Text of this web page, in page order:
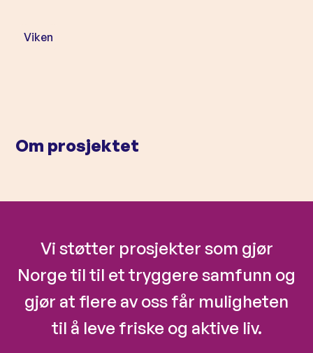
Viken
Om prosjektet
Vi støtter prosjekter som gjør
Norge til til et tryggere samfunn og
gjør at flere av oss får muligheten
til å leve friske og aktive liv.